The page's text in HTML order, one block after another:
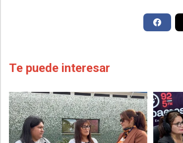
Te puede interesar